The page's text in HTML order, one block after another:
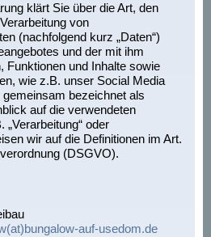
klärt Sie über die Art, den
von
(nachfolgend kurz „Daten“)
und der mit ihm
Funktionen und Inhalte sowie
wie z.B. unser Social Media
bezeichnet als
auf die verwendeten
„Verarbeitung“ oder
wir auf die Definitionen im Art.
(DSGVO).
auf-usedom.de